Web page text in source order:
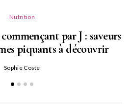
Nutrition
par J : saveurs
piquants à découvrir
Sophie Coste